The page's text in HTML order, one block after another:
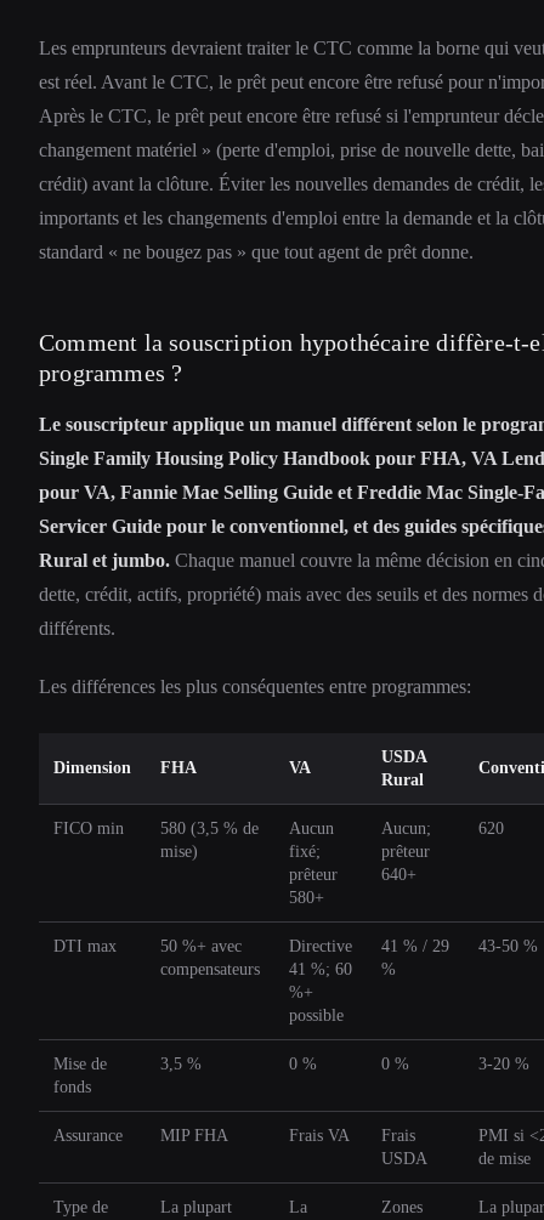
Les emprunteurs devraient traiter le CTC comme la borne qui
est réel. Avant le CTC, le prêt peut encore être refusé pour
Après le CTC, le prêt peut encore être refusé si l'emprunteur
changement matériel » (perte d'emploi, prise de nouvelle dette,
crédit) avant la clôture. Éviter les nouvelles demandes de crédit,
importants et les changements d'emploi entre la demande et la
standard « ne bougez pas » que tout agent de prêt donne.
Comment la souscription hypothécaire diffère-t-
programmes ?
Le souscripteur applique un manuel différent selon le
Single Family Housing Policy Handbook pour FHA, VA
pour VA, Fannie Mae Selling Guide et Freddie Mac Single-
Servicer Guide pour le conventionnel, et des guides
Rural et jumbo. Chaque manuel couvre la même décision en
dette, crédit, actifs, propriété) mais avec des seuils et des normes
différents.
Les différences les plus conséquentes entre programmes:
Dimension FHA VA
USDA
Rural
FICO min
580 (3,5 % de
mise)
Aucun
fixé;
prêteur
580+
Aucun;
prêteur
640+
620
DTI max
50 %+ avec
compensateurs
Directive
41 %; 60
%+
possible
41 % / 29
%
43-50 %
Mise de
fonds
3,5 % 0 % 0 % 3-20 %
Assurance MIP FHA Frais VA
Frais
USDA
PMI si
de mise
Type de
La plupart
La
Zones
La